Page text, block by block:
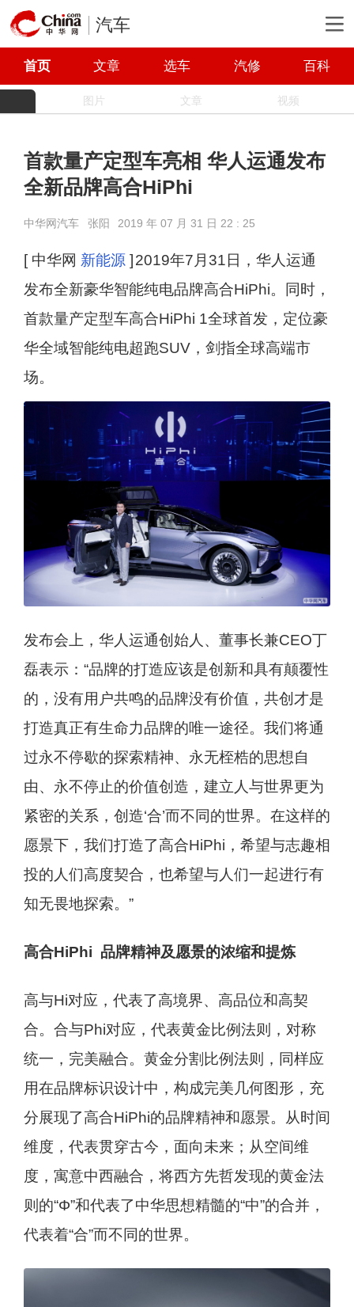
汽车
首页 文章 选车 汽修 百科
图片 文章 视频
首款量产定型车亮相 华人运通发布
全新品牌高合HiPhi
中华网汽车 张阳 2019 年 07 月 31 日 22 : 25
[ 中华网 新能源 ] 2019年7月31日，华人运通
发布全新豪华智能纯电品牌高合HiPhi。同时，
首款量产定型车高合HiPhi 1全球首发，定位豪
华全域智能纯电超跑SUV，剑指全球高端市
场。
发布会上，华人运通创始人、董事长兼CEO丁
磊表示：“品牌的打造应该是创新和具有颠覆性
的，没有用户共鸣的品牌没有价值，共创才是
打造真正有生命力品牌的唯一途径。我们将通
过永不停歇的探索精神、永无桎梏的思想自
由、永不停止的价值创造，建立人与世界更为
紧密的关系，创造‘合’而不同的世界。在这样的
愿景下，我们打造了高合HiPhi，希望与志趣相
投的人们高度契合，也希望与人们一起进行有
知无畏地探索。”
高合HiPhi 品牌精神及愿景的浓缩和提炼
高与Hi对应，代表了高境界、高品位和高契
合。合与Phi对应，代表黄金比例法则，对称
统一，完美融合。黄金分割比例法则，同样应
用在品牌标识设计中，构成完美几何图形，充
分展现了高合HiPhi的品牌精神和愿景。从时间
维度，代表贯穿古今，面向未来；从空间维
度，寓意中西融合，将西方先哲发现的黄金法
则的“Φ”和代表了中华思想精髓的“中”的合并，
代表着“合”而不同的世界。